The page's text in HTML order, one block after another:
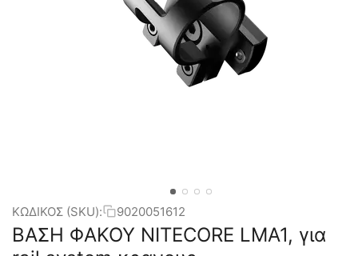
ΚΩΔΙΚΟΣ (SKU): 9020051612
ΒΑΣΗ ΦΑΚΟΥ NITECORE LMA1, για